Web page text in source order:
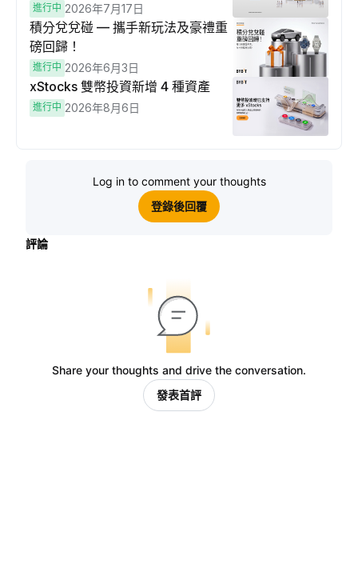
進行中 2026年7月17日
積分兌兌碰 — 攜手新玩法及豪禮重
磅回歸！
進行中 2026年6月3日
xStocks 雙幣投資新增 4 種資產
進行中 2026年8月6日
Log in to comment your thoughts
登錄後回覆
評論
Share your thoughts and drive the conversation.
發表首評